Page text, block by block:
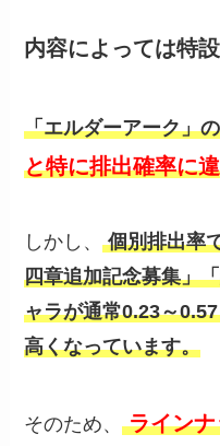
内容によっては特
「エルダーアーク」
と特に排出確率に
しかし、個別排出率
四章追加記念募集」
ャラが通常0.23～
高くなっています。
そのため、ラインナ